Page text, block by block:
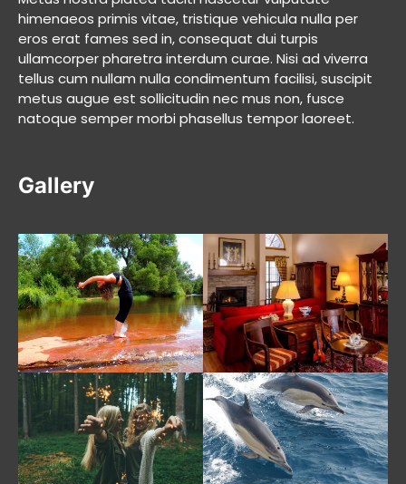
himenaeos primis vitae, tristique vehicula nulla per
eros erat fames sed in, consequat dui turpis
ullamcorper pharetra interdum curae. Nisi ad viverra
tellus cum nullam nulla condimentum facilisi, suscipit
metus augue est sollicitudin nec mus non, fusce
natoque semper morbi phasellus tempor laoreet.
Gallery